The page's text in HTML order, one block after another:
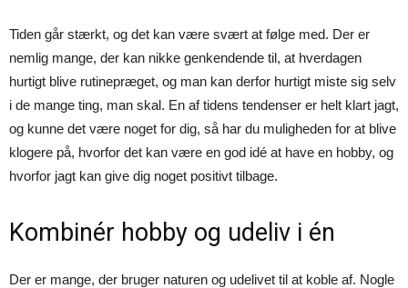
Tiden går stærkt, og det kan være svært at følge med. Der er
nemlig mange, der kan nikke genkendende til, at hverdagen
hurtigt blive rutinepræget, og man kan derfor hurtigt miste sig selv
i de mange ting, man skal. En af tidens tendenser er helt klart jagt,
og kunne det være noget for dig, så har du muligheden for at blive
klogere på, hvorfor det kan være en god idé at have en hobby, og
hvorfor jagt kan give dig noget positivt tilbage.
Kombinér hobby og udeliv i én
Der er mange, der bruger naturen og udelivet til at koble af. Nogle